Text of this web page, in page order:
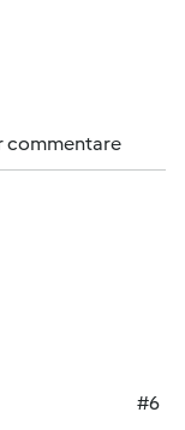
commentare
#6